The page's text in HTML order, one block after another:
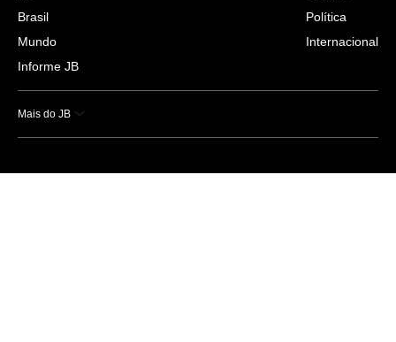
Brasil
Mundo
Informe JB
Política
Internacional
Mais do JB
Esportes